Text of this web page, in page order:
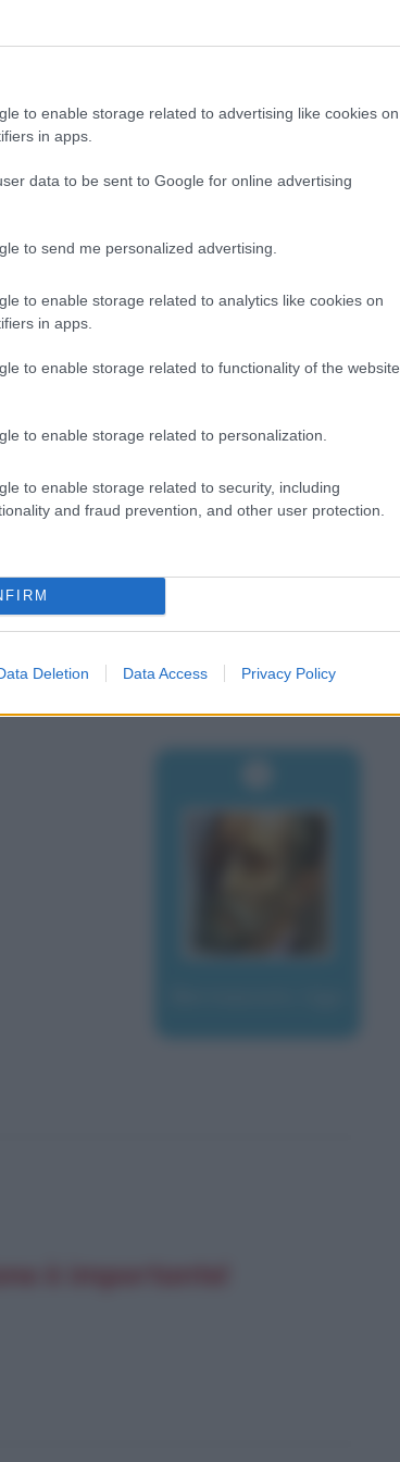
to enable storage related to advertising like cookies on
in apps.
data to be sent to Google for online advertising
to send me personalized advertising.
to enable storage related to analytics like cookies on
in apps.
to enable storage related to functionality of the website
to enable storage related to personalization.
to enable storage related to security, including
and fraud prevention, and other user protection.
Deletion Data Access Privacy Policy